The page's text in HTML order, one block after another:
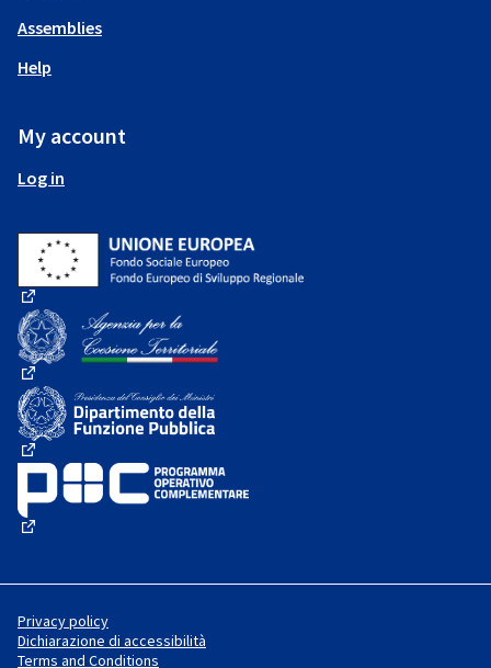
Assemblies
Help
My account
Log in
(External link)
(External link)
(External link)
Privacy policy
Dichiarazione di accessibilità
Terms and Conditions